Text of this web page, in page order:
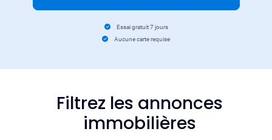
Essai gratuit 7 jours
Aucune carte requise
Filtrez les annonces
immobilières